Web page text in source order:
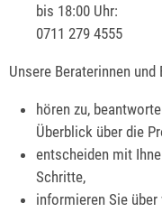
bis 18:00 Uhr:
0711 279 4555
Unsere Beraterinnen und
hören zu,
Überblick über die
entscheiden mit
Schritte,
informieren Sie